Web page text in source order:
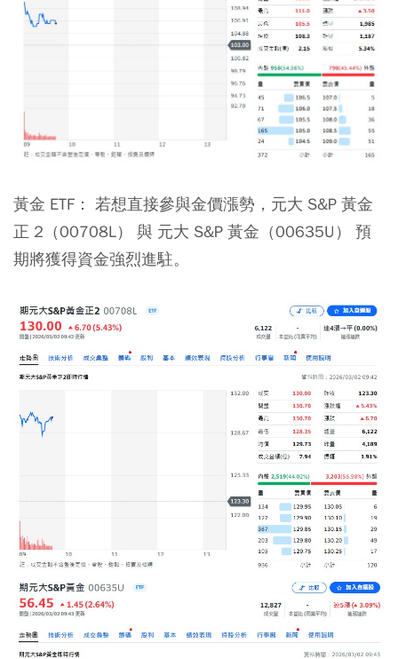
黃金 ETF： 若想直接參與金價漲勢，元大 S&P 黃金
正 2（00708L） 與 元大 S&P 黃金（00635U） 預
期將獲得資金強烈進駐。